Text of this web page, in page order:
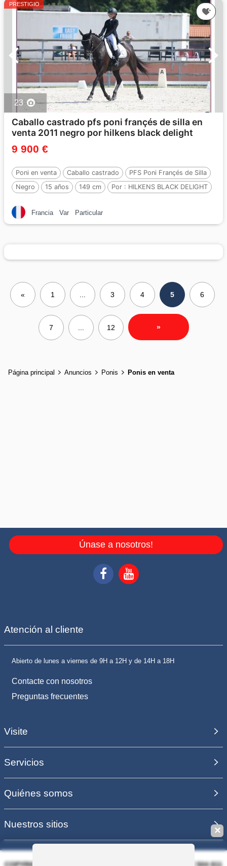
PRESTIGIO
23
Caballo castrado pfs poni françés de silla en
venta 2011 negro por hilkens black delight
9 900 €
Poni en venta Caballo castrado
PFS Poni Françés de Silla
Negro
15 años 149 cm Por : HILKENS BLACK DELIGHT
Francia Var Particular
« 1 3 4 5 6
7 12 »
Página principal Anuncios Ponis Ponis en venta
Únase a nosotros!
Atención al cliente
Abierto de lunes a viernes de 9H a 12H y de 14H a 18H
Contacte con nosotros
Preguntas frecuentes
Visite
Servicios
Quiénes somos
Nuestros sitios
✕